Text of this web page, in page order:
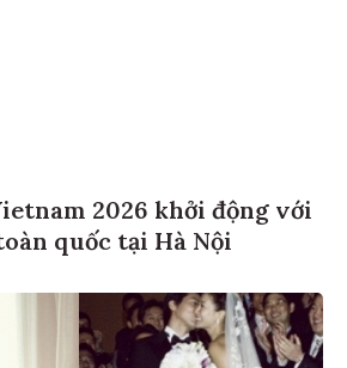
2026 khởi động với
quốc tại Hà Nội